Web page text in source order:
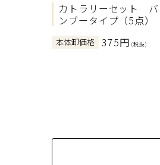
カトラリーセット バ
ンブータイプ（5点）
本体卸価格 375円 (税抜)